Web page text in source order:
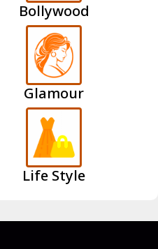
Bollywood
Glamour
Life Style